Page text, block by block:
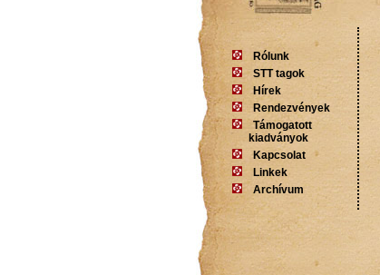
Rólunk
STT tagok
Hírek
Rendezvények
Támogatott
kiadványok
Kapcsolat
Linkek
Archívum